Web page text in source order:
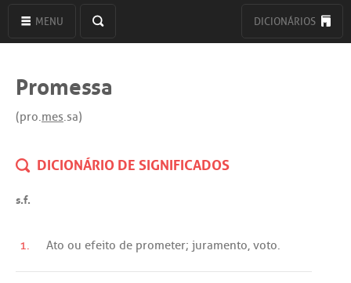
MENU DICIONÁRIOS
Promessa
(pro.mes.sa)
DICIONÁRIO DE SIGNIFICADOS
s.f.
1. Ato ou efeito de prometer; juramento, voto.